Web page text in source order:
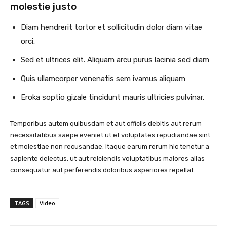
molestie justo
Diam hendrerit tortor et sollicitudin dolor diam vitae
orci.
Sed et ultrices elit. Aliquam arcu purus lacinia sed diam
Quis ullamcorper venenatis sem ivamus aliquam
Eroka soptio gizale tincidunt mauris ultricies pulvinar.
Temporibus autem quibusdam et aut officiis debitis aut rerum
necessitatibus saepe eveniet ut et voluptates repudiandae sint
et molestiae non recusandae. Itaque earum rerum hic tenetur a
sapiente delectus, ut aut reiciendis voluptatibus maiores alias
consequatur aut perferendis doloribus asperiores repellat.
TAGS Video